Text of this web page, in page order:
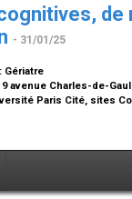
de
- 31/01/25
: Gériatre
avenue Charles-de-
Paris Cité, sites